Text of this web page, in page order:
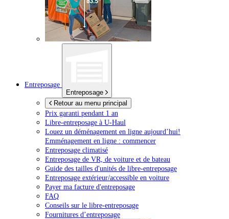
Entreposage
Entreposage
Retour au menu principal
Prix garanti pendant 1 an
Libre-entreposage à U-Haul
Louez un déménagement en ligne aujourd’hui!
Emménagement en ligne : commencer
Entreposage climatisé
Entreposage de VR, de voiture et de bateau
Guide des tailles d'unités de libre-entreposage
Entreposage extérieur/accessible en voiture
Payer ma facture d'entreposage
FAQ
Conseils sur le libre-entreposage
Fournitures d’entreposage